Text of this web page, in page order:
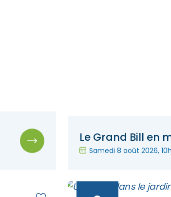
Le Grand Bill en
Samedi 8 août 2026,